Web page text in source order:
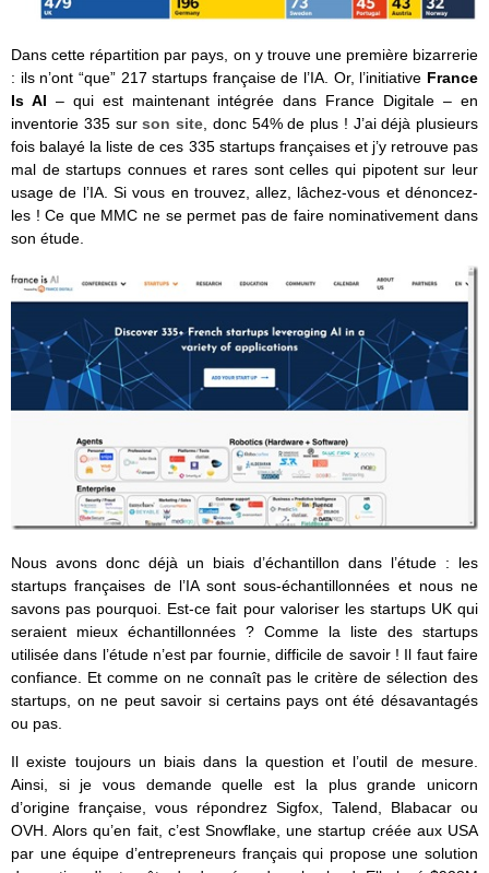
Dans cette répartition par pays, on y trouve une première bizarrerie
: ils n’ont “que” 217 startups française de l’IA. Or, l’initiative France
Is AI – qui est maintenant intégrée dans France Digitale – en
inventorie 335 surson site , donc 54% de plus ! J’ai déjà plusieurs
fois balayé la liste de ces 335 startups françaises et j’y retrouve pas
mal de startups connues et rares sont celles qui pipotent sur leur
usage de l’IA. Si vous en trouvez, allez, lâchez-vous et dénoncez-
les ! Ce que MMC ne se permet pas de faire nominativement dans
son étude.
Nous avons donc déjà un biais d’échantillon dans l’étude : les
startups françaises de l’IA sont sous-échantillonnées et nous ne
savons pas pourquoi. Est-ce fait pour valoriser les startups UK qui
seraient mieux échantillonnées ? Comme la liste des startups
utilisée dans l’étude n’est par fournie, difficile de savoir ! Il faut faire
confiance. Et comme on ne connaît pas le critère de sélection des
startups, on ne peut savoir si certains pays ont été désavantagés
ou pas.
Il existe toujours un biais dans la question et l’outil de mesure.
Ainsi, si je vous demande quelle est la plus grande unicorn
d’origine française, vous répondrez Sigfox, Talend, Blabacar ou
OVH. Alors qu’en fait, c’est Snowflake, une startup créée aux USA
par une équipe d’entrepreneurs français qui propose une solution